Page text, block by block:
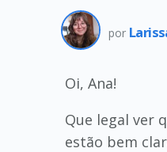
por
Oi, Ana!
Que legal ver
estão bem